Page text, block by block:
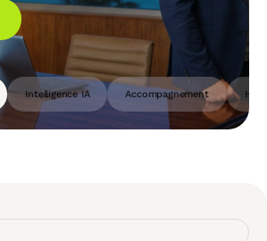
Intelligence IA Accompagnement